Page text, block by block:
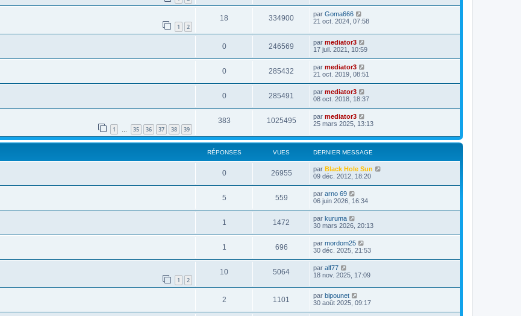
1 2
18 334900 par Goma666
21 oct. 2024, 07:58
0 246569 par mediator3
17 juil. 2021, 10:59
0 285432 par mediator3
21 oct. 2019, 08:51
0 285491 par mediator3
08 oct. 2018, 18:37
1 … 35 36 37 38 39
383 1025495 par mediator3
25 mars 2025, 13:13
RÉPONSES VUES DERNIER MESSAGE
0 26955 par Black Hole Sun
09 déc. 2012, 18:20
5 559 par arno 69
06 juin 2026, 16:34
1 1472 par kuruma
30 mars 2026, 20:13
1 696 par mordom25
30 déc. 2025, 21:53
1 2
10 5064 par alf77
18 nov. 2025, 17:09
2 1101 par bipounet
30 août 2025, 09:17